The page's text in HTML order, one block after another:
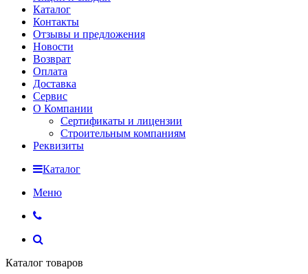
Каталог
Контакты
Отзывы и предложения
Новости
Возврат
Оплата
Доставка
Сервис
О Компании
Сертификаты и лицензии
Строительным компаниям
Реквизиты
Каталог
Меню
Каталог товаров